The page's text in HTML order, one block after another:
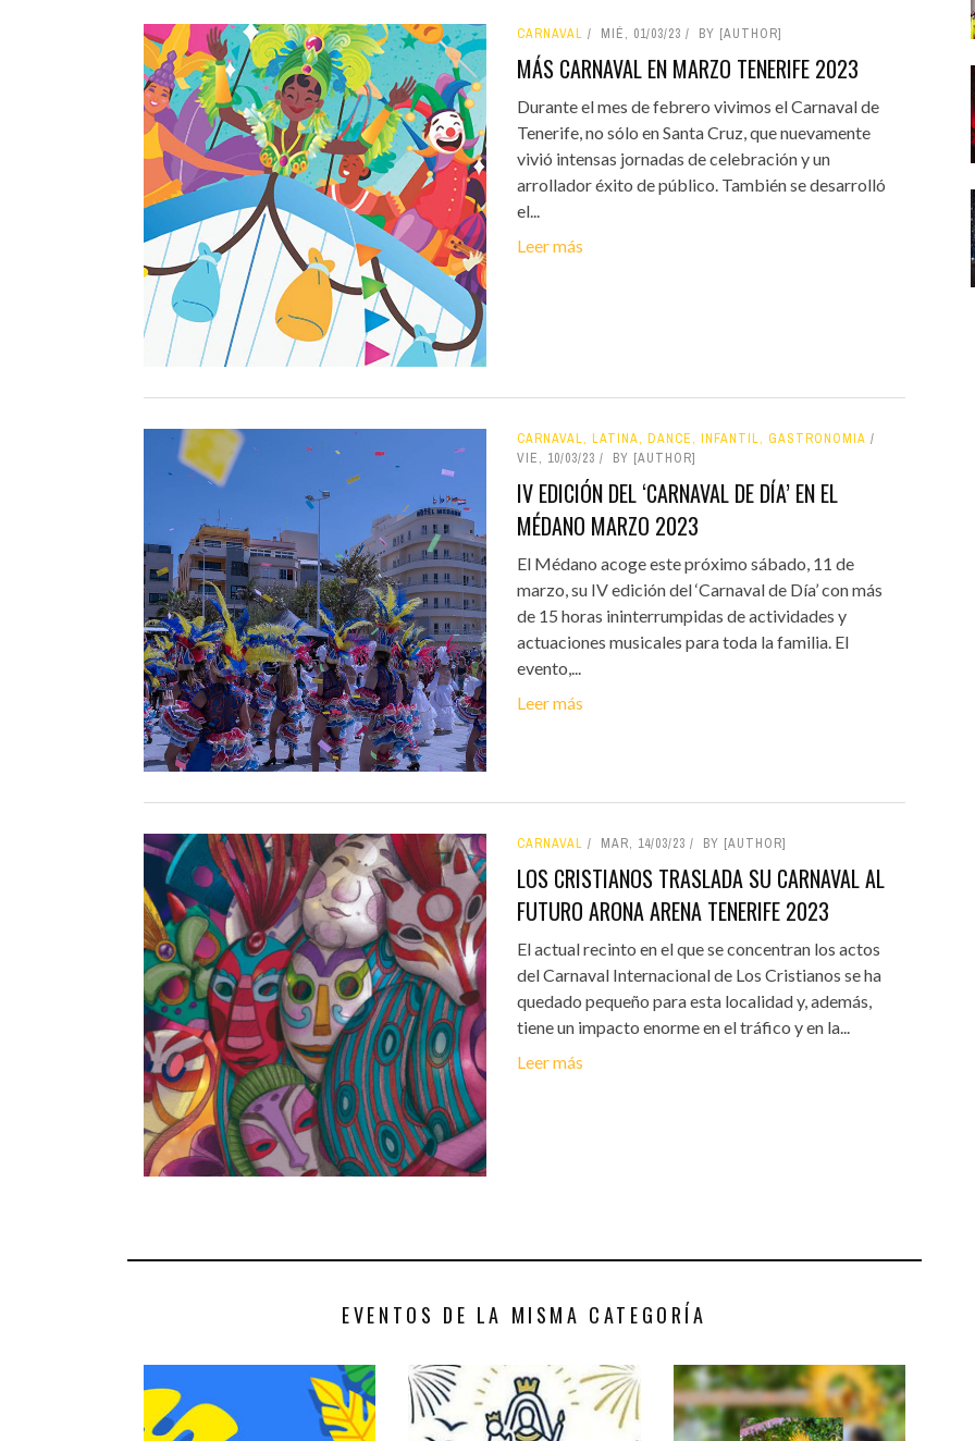
CARNAVAL MIÉ, 01/03/23 BY [AUTHOR]
MÁS CARNAVAL EN MARZO TENERIFE 2023
Durante el mes de febrero vivimos el Carnaval de
Tenerife, no sólo en Santa Cruz, que nuevamente
vivió intensas jornadas de celebración y un
arrollador éxito de público. También se desarrolló
el...
Leer más
CARNAVAL, LATINA, DANCE, INFANTIL, GASTRONOMIA
VIE, 10/03/23
BY [AUTHOR]
IV EDICIÓN DEL ‘CARNAVAL DE DÍA’ EN EL
MÉDANO MARZO 2023
El Médano acoge este próximo sábado, 11 de
marzo, su IV edición del ‘Carnaval de Día’ con más
de 15 horas ininterrumpidas de actividades y
actuaciones musicales para toda la familia. El
evento,...
Leer más
CARNAVAL MAR, 14/03/23 BY [AUTHOR]
LOS CRISTIANOS TRASLADA SU CARNAVAL AL
FUTURO ARONA ARENA TENERIFE 2023
El actual recinto en el que se concentran los actos
del Carnaval Internacional de Los Cristianos se ha
quedado pequeño para esta localidad y, además,
tiene un impacto enorme en el tráfico y en la...
Leer más
EVENTOS DE LA MISMA CATEGORÍA